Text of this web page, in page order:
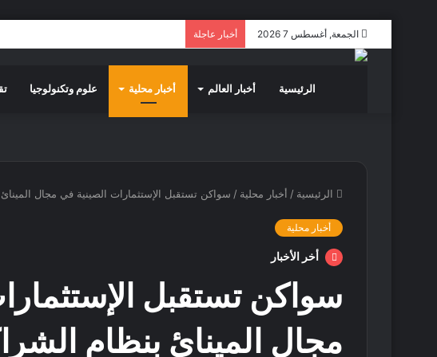
الجمعة, أغسطس 7 2026 أخبار عاجلة
الرئيسية أخبار العالم أخبار محلية علوم وتكنولوجيا
الرئيسية / أخبار محلية / سواكن تستقبل الإستثمارات الصينية في مجال
أخبار محلية
أخر الأخبار
سواكن تستقبل
مجال المينائ بنظام